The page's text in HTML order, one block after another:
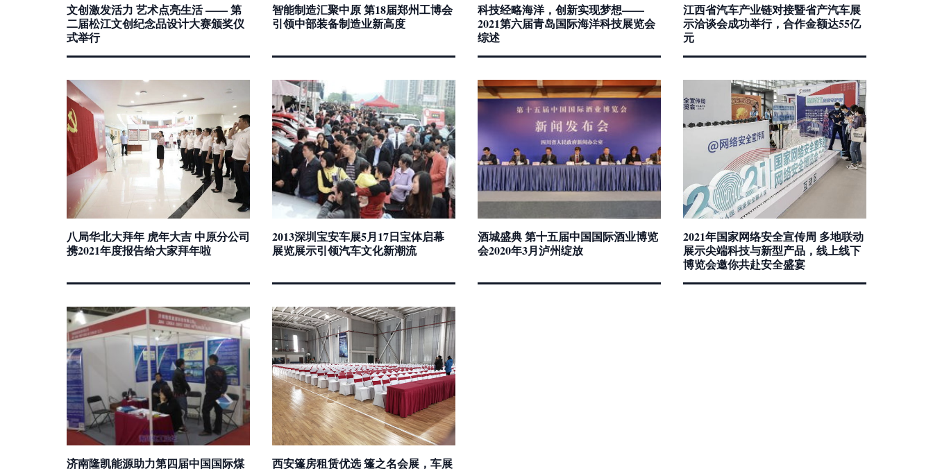
文创激发活力 艺术点亮生活 —— 第
二届松江文创纪念品设计大赛颁奖仪
式举行
智能制造汇聚中原 第18届郑州工博会
引领中部装备制造业新高度
科技经略海洋，创新实现梦想——
2021第六届青岛国际海洋科技展览会
综述
江西省汽车产业链对接暨省产汽车展
示洽谈会成功举行，合作金额达55亿
元
八局华北大拜年 虎年大吉 中原分公司
携2021年度报告给大家拜年啦
2013深圳宝安车展5月17日宝体启幕
展览展示引领汽车文化新潮流
酒城盛典 第十五届中国国际酒业博览
会2020年3月泸州绽放
2021年国家网络安全宣传周 多地联动
展示尖端科技与新型产品，线上线下
博览会邀你共赴安全盛宴
济南隆凯能源助力第四届中国国际煤
西安篷房租赁优选 篷之名会展，车展